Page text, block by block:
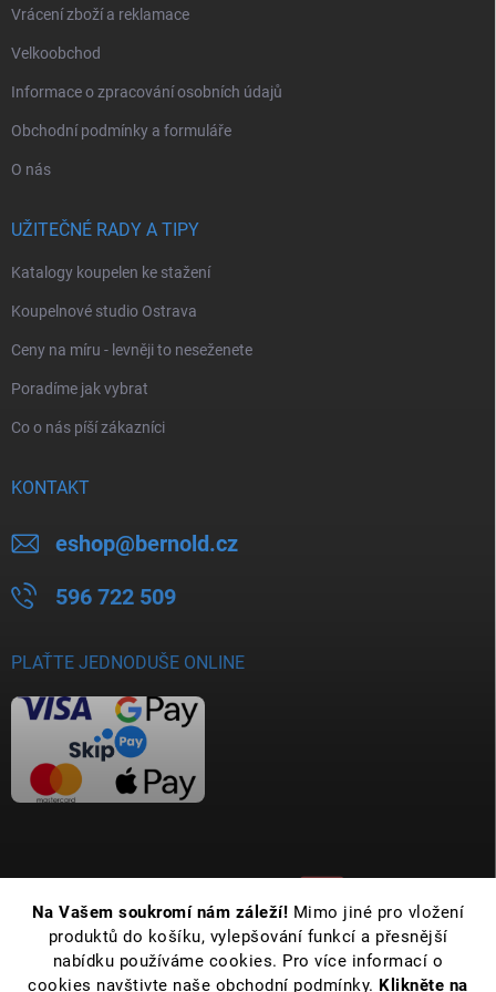
Na Vašem soukromí nám záleží! Mimo jiné pro vložení
produktů do košíku, vylepšování funkcí a přesnější
nabídku používáme cookies. Pro více informací o
cookies navštivte naše obchodní podmínky. Klikněte na
Vrácení zboží a reklamace
Velkoobchod
Informace o zpracování osobních údajů
Obchodní podmínky a formuláře
O nás
UŽITEČNÉ RADY A TIPY
Katalogy koupelen ke stažení
Koupelnové studio Ostrava
Ceny na míru - levněji to neseženete
Poradíme jak vybrat
Co o nás píší zákazníci
KONTAKT
eshop@bernold.cz
596 722 509
PLAŤTE JEDNODUŠE ONLINE